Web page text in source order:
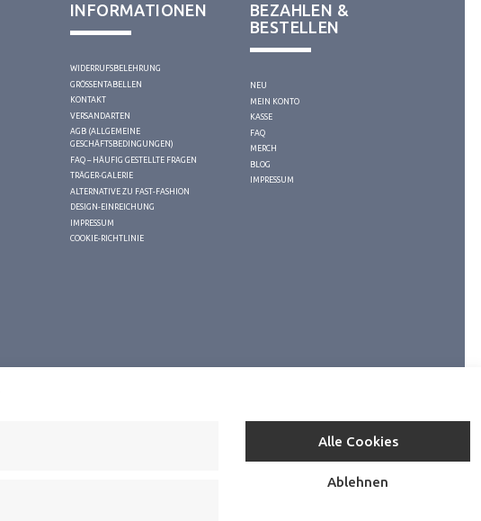
Alle Cookies
Ablehnen
INFORMATIONEN
WIDERRUFSBELEHRUNG
GRÖSSENTABELLEN
KONTAKT
VERSANDARTEN
AGB (ALLGEMEINE
GESCHÄFTSBEDINGUNGEN)
FAQ – HÄUFIG GESTELLTE FRAGEN
TRÄGER-GALERIE
ALTERNATIVE ZU FAST-FASHION
DESIGN-EINREICHUNG
IMPRESSUM
COOKIE-RICHTLINIE
BEZAHLEN &
BESTELLEN
NEU
MEIN KONTO
KASSE
FAQ
MERCH
BLOG
IMPRESSUM